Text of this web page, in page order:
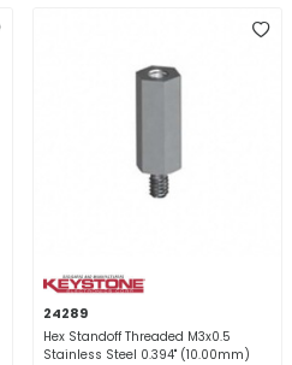
24289
Hex Standoff Threaded M3x0.5
Stainless Steel 0.394" (10.00mm)